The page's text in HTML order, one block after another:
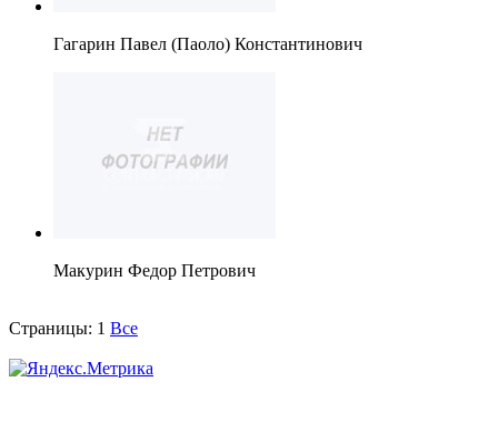
Гагарин Павел (Паоло) Константинович
Макурин Федор Петрович
Страницы: 1 Все